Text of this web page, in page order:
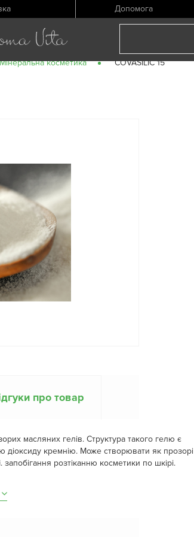
Допомога
косметика COVASILIC 15
про товар
масляних гелів. Структура такого гелю є
кремнію. Може створювати як прозорі
запобігання розтіканню косметики по шкірі.